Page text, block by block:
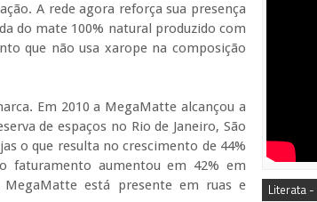
A rede agora reforça sua presença
do mate 100% natural produzido com
que não usa xarope na composição
Em 2010 a MegaMatte alcançou a
de espaços no Rio de Janeiro, São
o que resulta no crescimento de 44%
faturamento aumentou em 42% em
está presente em ruas e
Literata